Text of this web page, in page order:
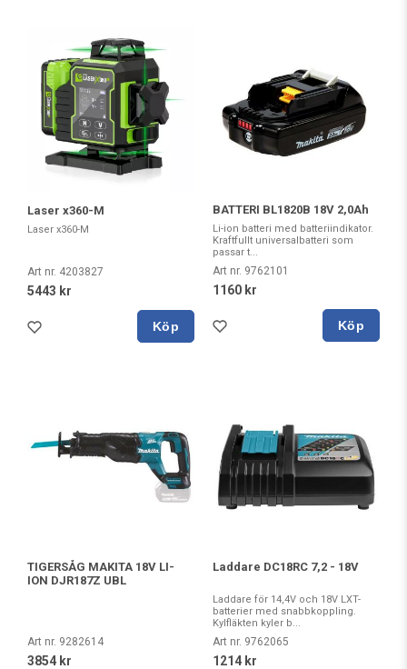
Laser x360-M
Laser x360-M
Art nr. 4203827
5443 kr
Köp
BATTERI BL1820B 18V 2,0Ah
Li-ion batteri med batteriindikator.
Kraftfullt universalbatteri som
passar t...
Art nr. 9762101
1160 kr
Köp
TIGERSÅG MAKITA 18V LI-
ION DJR187Z UBL
Art nr. 9282614
3854 kr
Laddare DC18RC 7,2 - 18V
Laddare för 14,4V och 18V LXT-
batterier med snabbkoppling.
Kylfläkten kyler b...
Art nr. 9762065
1214 kr